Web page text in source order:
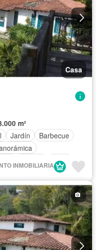
Casa
m²
Jardín
Barbecue
Agua
INMOBILIARIA